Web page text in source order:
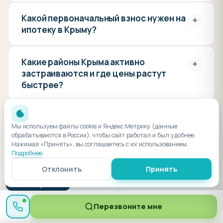
компания занимается обслуживанием,
сдачей в аренду и заселением гостей.
✅ Гарантированный доход: возможность
заключить договор с управляющей
компанией и получать фиксированный
доход от аренды.
✅ Полное обслуживание: в комплексе
работают рестораны, СПА-зоны, бассейны,
спортзалы и другие удобства,
привлекающие туристов.
Лучшие апарт-отели Крыма расположены
в Ялте, Алуште, Судаке, Севастополе,
Евпатории, Феодосии и Коктебеле.
Какой первоначальный взнос нужен на
ипотеку в Крыму?
+
Какие районы Крыма активно
застраиваются и где цены растут
быстрее?
+
Можно ли купить квартиру в Крыму, не
приезжая из другого города?
Что лучше купить — студию или
однокомнатную для жизни?
+
Мы используем файлы cookie и Яндекс.Метрику (данные
обрабатываются в России), чтобы сайт работал и был удобнее.
Нажимая «Принять», вы соглашаетесь с их использованием.
Подробнее.
Отклонить Принять
Перезвоните мне